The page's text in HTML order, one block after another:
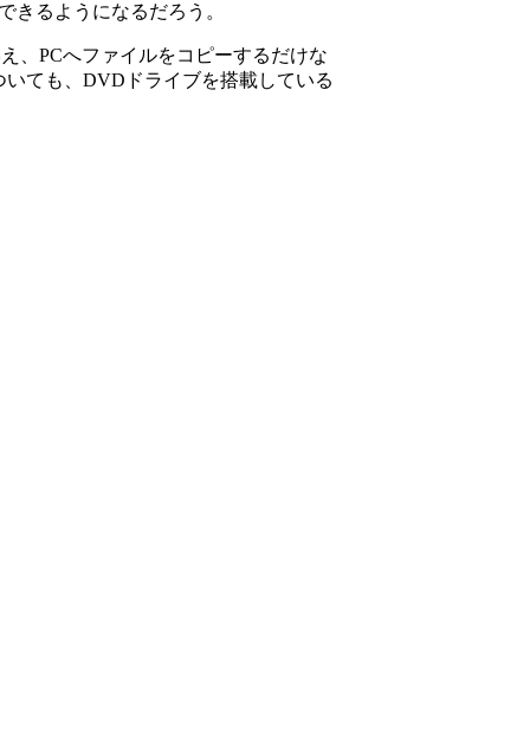
きるようになるだろう。
、PCへファイルをコピーするだけな
ても、DVDドライブを搭載している